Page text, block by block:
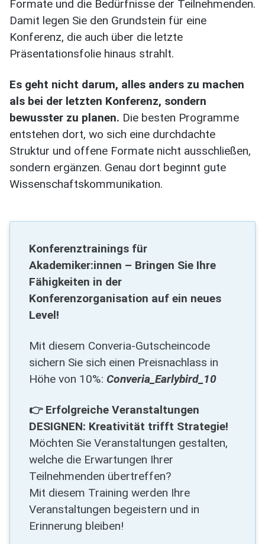
Formate und die Bedürfnisse der Teilnehmenden.
Damit legen Sie den Grundstein für eine
Konferenz, die auch über die letzte
Präsentationsfolie hinaus strahlt.
Es geht nicht darum, alles anders zu machen
als bei der letzten Konferenz, sondern
bewusster zu planen. Die besten Programme
entstehen dort, wo sich eine durchdachte
Struktur und offene Formate nicht ausschließen,
sondern ergänzen. Genau dort beginnt gute
Wissenschaftskommunikation.
Konferenztrainings für
Akademiker:innen – Bringen Sie Ihre
Fähigkeiten in der
Konferenzorganisation auf ein neues
Level!
Mit diesem Converia-Gutscheincode
sichern Sie sich einen Preisnachlass in
Höhe von 10%: Converia_Earlybird_10
👉 Erfolgreiche Veranstaltungen
DESIGNEN: Kreativität trifft Strategie!
Möchten Sie Veranstaltungen gestalten,
welche die Erwartungen Ihrer
Teilnehmenden übertreffen?
Mit diesem Training werden Ihre
Veranstaltungen begeistern und in
Erinnerung bleiben!